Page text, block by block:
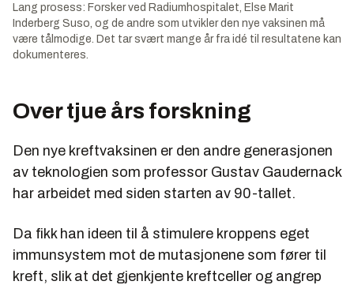
Lang prosess: Forsker ved Radiumhospitalet, Else Marit
Inderberg Suso, og de andre som utvikler den nye vaksinen må
være tålmodige. Det tar svært mange år fra idé til resultatene kan
dokumenteres.
Over tjue års forskning
Den nye kreftvaksinen er den andre generasjonen
av teknologien som professor Gustav Gaudernack
har arbeidet med siden starten av 90-tallet.
Da fikk han ideen til å stimulere kroppens eget
immunsystem mot de mutasjonene som fører til
kreft, slik at det gjenkjente kreftceller og angrep